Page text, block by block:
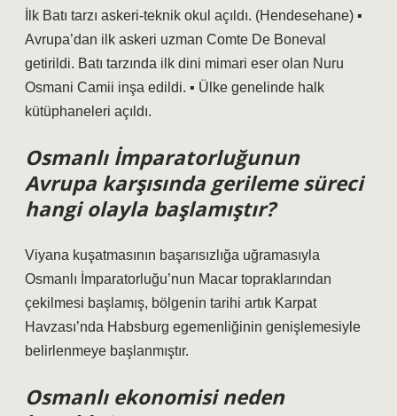
İlk Batı tarzı askeri-teknik okul açıldı. (Hendesehane) ▪
Avrupa’dan ilk askeri uzman Comte De Boneval
getirildi. Batı tarzında ilk dini mimari eser olan Nuru
Osmani Camii inşa edildi. ▪ Ülke genelinde halk
kütüphaneleri açıldı.
Osmanlı İmparatorluğunun
Avrupa karşısında gerileme süreci
hangi olayla başlamıştır?
Viyana kuşatmasının başarısızlığa uğramasıyla
Osmanlı İmparatorluğu’nun Macar topraklarından
çekilmesi başlamış, bölgenin tarihi artık Karpat
Havzası’nda Habsburg egemenliğinin genişlemesiyle
belirlenmeye başlanmıştır.
Osmanlı ekonomisi neden